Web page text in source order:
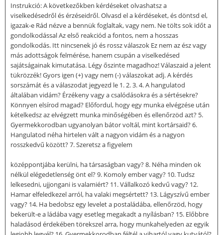
Instrukció: A következőkben kérdéseket olvashatsz a
viselkedésedről és érzéseidről. Olvasd el a kérdéseket, és döntsd el,
igazak-e Rád nézve a bennük foglaltak, vagy nem. Ne tölts sok időt a
gondolkodással Az első reakciód a fontos, nem a hosszas
gondolkodás. Itt nincsenek jó és rossz válaszok Ez nem az ész vagy
más adottságok felmérése, hanem csupán a viselkedésed
sajátságainak kimutatása. Légy őszinte magadhoz! Válaszaid a jelent
tükrözzék! Gyors igen (+) vagy nem (-) válaszokat adj. A kérdés
sorszámát és a válaszodat jegyezd le 1. 2. 3. 4. A hangulatod
általában vidám? Érzékeny vagy a csalódásokra és a sértésekre?
Könnyen elsírod magad? Előfordul, hogy egy munka elvégzése után
kételkedsz az elvégzett munka minőségében és ellenőrzöd azt? 5.
Gyermekkorodban ugyanolyan bátor voltál, mint kortársaid? 6.
Hangulatod néha hirtelen vált a nagyon vidám és a nagyon
rosszkedvű között? 7. Szeretsz a figyelem
középpontjába kerülni, ha társaságban vagy? 8. Néha minden ok
nélkül elégedetlenség önt el? 9. Komoly ember vagy? 10. Tudsz
lelkesedni, ujjongani is valamiért? 11. Vállalkozó kedvű vagy? 12.
Hamar elfeledkezel arról, ha valaki megsértett? 13. Lágyszívű ember
vagy? 14. Ha bedobsz egy levelet a postaládába, ellenőrzöd, hogy
bekerült-e a ládába vagy esetleg megakadt a nyílásban? 15. Előbbre
haladásod érdekében törekszel arra, hogy munkahelyeden az egyik